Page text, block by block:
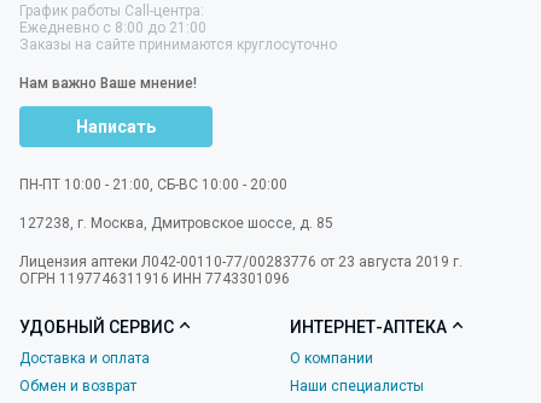
График работы Call-центра:
Ежедневно с 8:00 до 21:00
Заказы на сайте принимаются круглосуточно
Нам важно Ваше мнение!
Написать
ПН-ПТ 10:00 - 21:00, СБ-ВС 10:00 - 20:00
127238 г. Москва Дмитровское шоссе, д. 85
Лицензия аптеки Л042-00110-77/00283776 от 23 августа 2019 г.
ОГРН 1197746311916 ИНН 7743301096
УДОБНЫЙ СЕРВИС
Доставка и оплата
Обмен и возврат
ИНТЕРНЕТ-АПТЕКА
О компании
Наши специалисты